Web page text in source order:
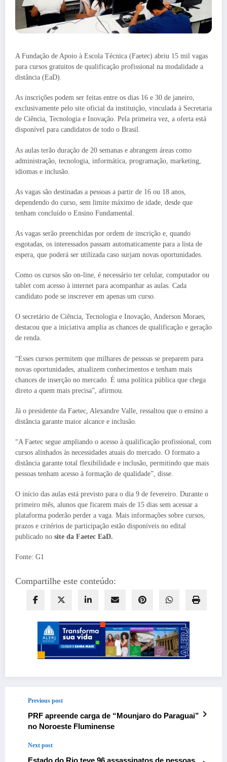
A Fundação de Apoio à Escola Técnica (Faetec) abriu 15 mil vagas
para cursos gratuitos de qualificação profissional na modalidade a
distância (EaD).
As inscrições podem ser feitas entre os dias 16 e 30 de janeiro,
exclusivamente pelo site oficial da instituição, vinculada à Secretaria
de Ciência, Tecnologia e Inovação. Pela primeira vez, a oferta está
disponível para candidatos de todo o Brasil.
As aulas terão duração de 20 semanas e abrangem áreas como
administração, tecnologia, informática, programação, marketing,
idiomas e inclusão.
As vagas são destinadas a pessoas a partir de 16 ou 18 anos,
dependendo do curso, sem limite máximo de idade, desde que
tenham concluído o Ensino Fundamental.
As vagas serão preenchidas por ordem de inscrição e, quando
esgotadas, os interessados passam automaticamente para a lista de
espera, que poderá ser utilizada caso surjam novas oportunidades.
Como os cursos são on-line, é necessário ter celular, computador ou
tablet com acesso à internet para acompanhar as aulas. Cada
candidato pode se inscrever em apenas um curso.
O secretário de Ciência, Tecnologia e Inovação, Anderson Moraes,
destacou que a iniciativa amplia as chances de qualificação e geração
de renda.
“Esses cursos permitem que milhares de pessoas se preparem para
novas oportunidades, atualizem conhecimentos e tenham mais
chances de inserção no mercado. É uma política pública que chega
direto a quem mais precisa”, afirmou.
Já o presidente da Faetec, Alexandre Valle, ressaltou que o ensino a
distância garante maior alcance e inclusão.
“A Faetec segue ampliando o acesso à qualificação profissional, com
cursos alinhados às necessidades atuais do mercado. O formato a
distância garante total flexibilidade e inclusão, permitindo que mais
pessoas tenham acesso à formação de qualidade”, disse.
O início das aulas está previsto para o dia 9 de fevereiro. Durante o
primeiro mês, alunos que ficarem mais de 15 dias sem acessar a
plataforma poderão perder a vaga. Mais informações sobre cursos,
prazos e critérios de participação estão disponíveis no edital
publicado no site da Faetec EaD.
Fonte: G1
Compartilhe este conteúdo:
Previous post
PRF apreende carga de “Mounjaro do Paraguai”
no Noroeste Fluminense
Next post
Estado do Rio teve 96 assassinatos de pessoas